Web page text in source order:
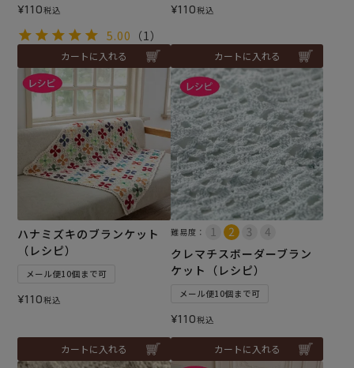
¥110税込
5.00 （1）
カートに入れる
¥110税込
カートに入れる
ハナミズキのブランケット
（レシピ）
メール便10個まで可
¥110税込
カートに入れる
難易度：
クレマチスボーダーブラン
ケット（レシピ）
メール便10個まで可
¥110税込
カートに入れる